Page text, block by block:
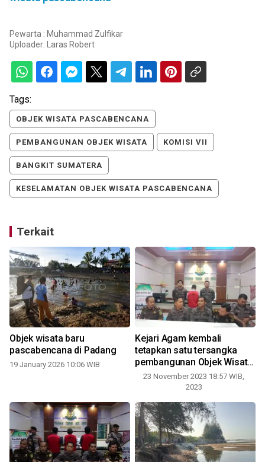
Pewarta : Muhammad Zulfikar
Uploader:
Laras Robert
Tags:
OBJEK WISATA PASCABENCANA
PEMBANGUNAN OBJEK WISATA KOMISI VII
BANGKIT SUMATERA
KESELAMATAN OBJEK WISATA PASCABENCANA
Terkait
Objek wisata baru
pascabencana di Padang
19 January 2026 10:06 WIB
Kejari Agam kembali
tetapkan satu tersangka
pembangunan Objek Wisata
Sajuta Janjang
23 November 2023 18:57 WIB,
2023